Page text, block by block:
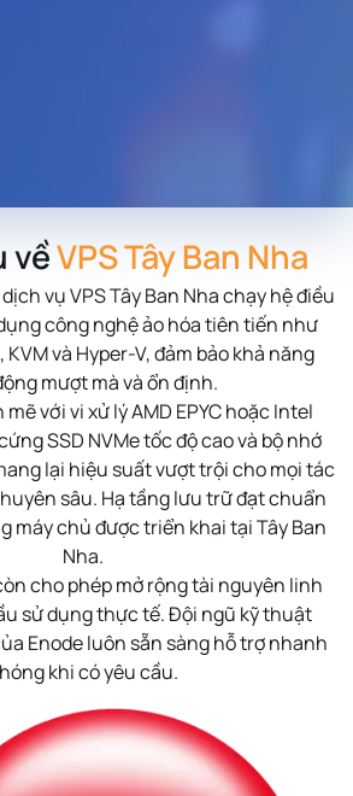
vềVPS Tây Ban Nha
vụ VPS Tây Ban Nha chạy hệ điều
công nghệ ảo hóa tiên tiến như
và Hyper-V, đảm bảo khả năng
mượt mà và ổn định.
với vi xử lý AMD EPYC hoặc Intel
SSD NVMe tốc độ cao và bộ nhớ
lại hiệu suất vượt trội cho mọi tác
sâu. Hạ tầng lưu trữ đạt chuẩn
máy chủ được triển khai tại Tây Ban
Nha.
cho phép mở rộng tài nguyên linh
sử dụng thực tế. Đội ngũ kỹ thuật
Enode luôn sẵn sàng hỗ trợ nhanh
khi có yêu cầu.